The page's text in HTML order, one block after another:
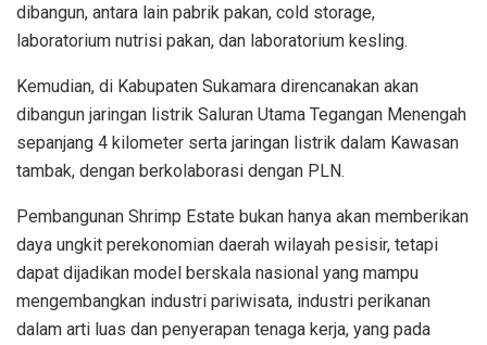
dibangun, antara lain pabrik pakan, cold storage,
laboratorium nutrisi pakan, dan laboratorium kesling.
Kemudian, di Kabupaten Sukamara direncanakan akan
dibangun jaringan listrik Saluran Utama Tegangan Menengah
sepanjang 4 kilometer serta jaringan listrik dalam Kawasan
tambak, dengan berkolaborasi dengan PLN.
Pembangunan Shrimp Estate bukan hanya akan memberikan
daya ungkit perekonomian daerah wilayah pesisir, tetapi
dapat dijadikan model berskala nasional yang mampu
mengembangkan industri pariwisata, industri perikanan
dalam arti luas dan penyerapan tenaga kerja, yang pada